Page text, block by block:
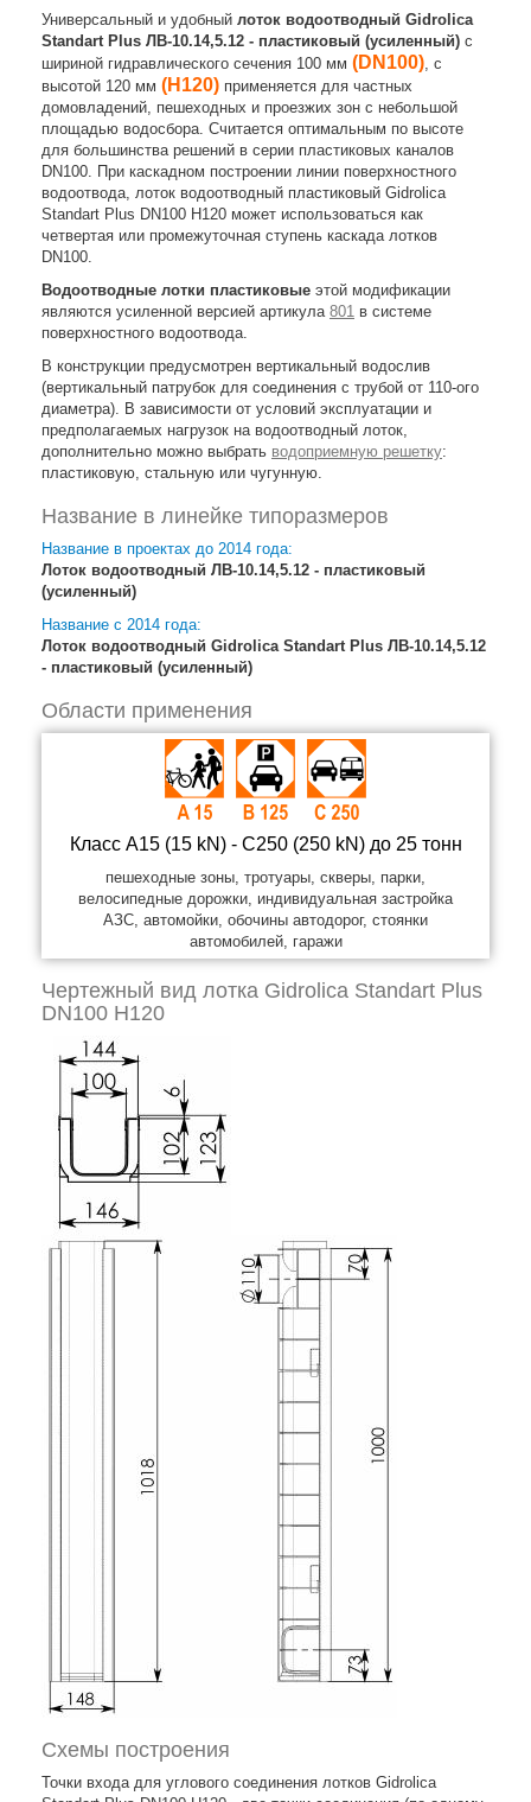
Универсальный и удобный лоток водоотводный Gidrolica
Standart Plus ЛВ-10.14,5.12 - пластиковый (усиленный) с
шириной гидравлического сечения 100 мм (DN100), с
высотой 120 мм (H120) применяется для частных
домовладений, пешеходных и проезжих зон с небольшой
площадью водосбора. Считается оптимальным по высоте
для большинства решений в серии пластиковых каналов
DN100. При каскадном построении линии поверхностного
водоотвода, лоток водоотводный пластиковый Gidrolica
Standart Plus DN100 H120 может использоваться как
четвертая или промежуточная ступень каскада лотков
DN100.
Водоотводные лотки пластиковые этой модификации
являются усиленной версией артикула 801 в системе
поверхностного водоотвода.
В конструкции предусмотрен вертикальный водослив
(вертикальный патрубок для соединения с трубой от 110-ого
диаметра). В зависимости от условий эксплуатации и
предполагаемых нагрузок на водоотводный лоток,
дополнительно можно выбрать водоприемную решетку:
пластиковую, стальную или чугунную.
Название в линейке типоразмеров
Название в проектах до 2014 года:
Лоток водоотводный ЛВ-10.14,5.12 - пластиковый
(усиленный)
Название с 2014 года:
Лоток водоотводный Gidrolica Standart Plus ЛВ-10.14,5.12
- пластиковый (усиленный)
Области применения
Класс A15 (15 kN) - C250 (250 kN) до 25 тонн
пешеходные зоны, тротуары, скверы, парки,
велосипедные дорожки, индивидуальная застройка
АЗС, автомойки, обочины автодорог, стоянки
автомобилей, гаражи
Чертежный вид лотка Gidrolica Standart Plus
DN100 H120
Схемы построения
Точки входа для углового соединения лотков Gidrolica